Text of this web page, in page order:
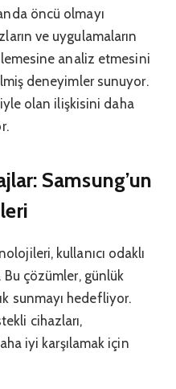
öncü olmayı
ve uygulamaların
analiz etmesini
deneyimler sunuyor.
olan ilişkisini daha
Samsung’un
kullanıcı odaklı
Bu çözümler, günlük
sunmayı hedefliyor.
cihazları,
iyi karşılamak için